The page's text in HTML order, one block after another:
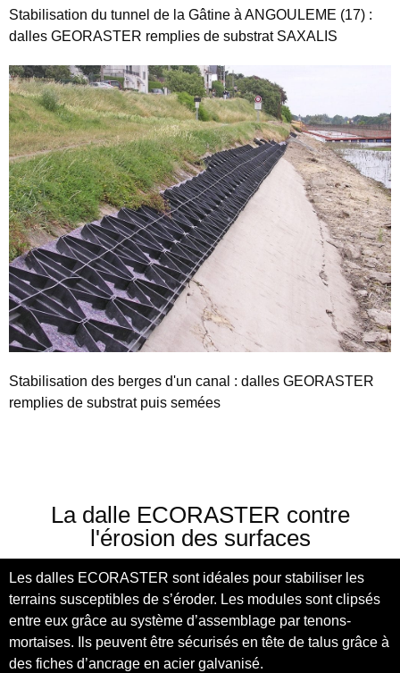
Stabilisation du tunnel de la Gâtine à ANGOULEME (17) :
dalles GEORASTER remplies de substrat SAXALIS
Stabilisation des berges d'un canal : dalles GEORASTER
remplies de substrat puis semées
La dalle ECORASTER contre
l'érosion des surfaces
Les dalles ECORASTER sont idéales pour stabiliser les
terrains susceptibles de s’éroder. Les modules sont clipsés
entre eux grâce au système d’assemblage par tenons-
mortaises. Ils peuvent être sécurisés en tête de talus grâce à
des fiches d’ancrage en acier galvanisé.